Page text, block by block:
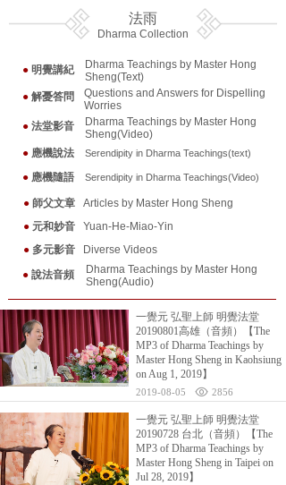
法雨
Dharma Collection
Dharma Teachings by Master Hong
Sheng(Text)
● 明覺講紀
● 解憂答問
Questions and Answers for Dispelling
Worries
● 法堂影音
Dharma Teachings by Master Hong
Sheng(Video)
● 應機說法 Serendipity in Dharma Teachings(text)
● 應機隨語 Serendipity in Dharma Teachings(Video)
● 師父文章 Articles by Master Hong Sheng
● 元和妙音 Yuan-He-Miao-Yin
● 多元影音
Diverse Videos
Dharma Teachings by Master Hong
Sheng(Audio)
● 說法音頻
一覺元 弘聖上師 明覺法堂
20190801高雄（音頻）【The
MP3 of Dharma Teachings by
Master Hong Sheng in Kaohsiung
on Aug 1, 2019】
2019-08-05 2856
一覺元 弘聖上師 明覺法堂
20190728 台北（音頻）【The
MP3 of Dharma Teachings by
Master Hong Sheng in Taipei on
Jul 28, 2019】